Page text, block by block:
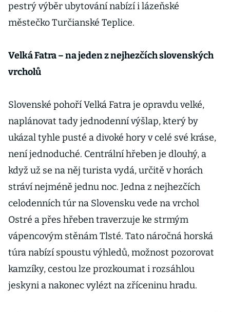
pestrý výběr ubytování nabízí i lázeňské
městečko Turčianské Teplice.
Velká Fatra – na jeden z nejhezčích slovenských
vrcholů
Slovenské pohoří Velká Fatra je opravdu velké,
naplánovat tady jednodenní výšlap, který by
ukázal tyhle pusté a divoké hory v celé své kráse,
není jednoduché. Centrální hřeben je dlouhý, a
když už se na něj turista vydá, určitě v horách
stráví nejméně jednu noc. Jedna z nejhezčích
celodenních túr na Slovensku vede na vrchol
Ostré a přes hřeben traverzuje ke strmým
vápencovým stěnám Tlsté. Tato náročná horská
túra nabízí spoustu výhledů, možnost pozorovat
kamzíky, cestou lze prozkoumat i rozsáhlou
jeskyni a nakonec vylézt na zříceninu hradu.